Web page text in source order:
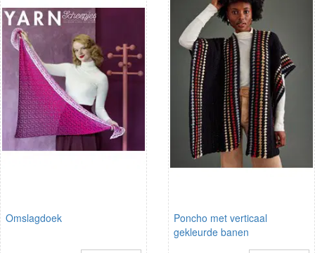
Omslagdoek
Poncho met verticaal
gekleurde banen